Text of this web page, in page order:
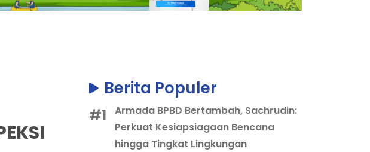
Berita Populer
#1
Armada BPBD Bertambah, Sachrudin:
Perkuat Kesiapsiagaan Bencana
hingga Tingkat Lingkungan